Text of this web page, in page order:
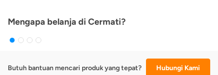
Mengapa belanja di Cermati?
Butuh bantuan mencari produk yang tepat? Hubungi Kami